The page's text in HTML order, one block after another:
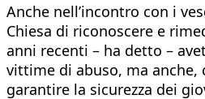
Anche nell’incontro con i
Chiesa di riconoscere e
anni recenti – ha detto –
vittime di abuso, ma anche,
garantire la sicurezza dei